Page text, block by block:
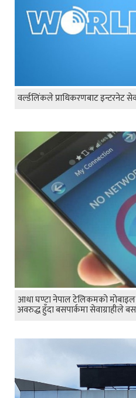
वर्ल्डलिंकले प्राधिकरणबाट इन्टरनेट
आधा घण्टा नेपाल टेलिकमको
अवरुद्ध हुँदा बसपार्कमा सेवाग्राहीले